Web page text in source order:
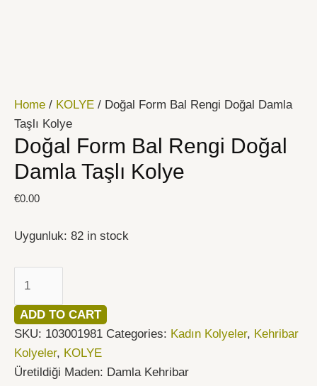
Home / KOLYE / Doğal Form Bal Rengi Doğal Damla
Taşlı Kolye
Doğal Form Bal Rengi Doğal
Damla Taşlı Kolye
€0.00
Uygunluk: 82 in stock
Damla
Taşlı
Kolye
quantity
ADD TO CART
SKU: 103001981 Categories: Kadın Kolyeler, Kehribar
Kolyeler, KOLYE
Üretildiği Maden: Damla Kehribar